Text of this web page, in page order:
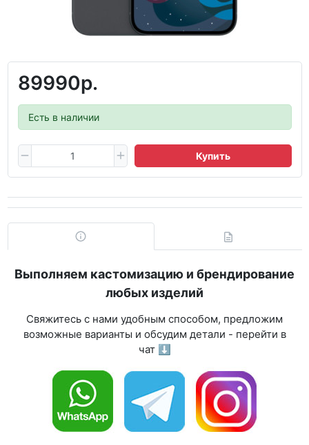
89990р.
Есть в наличии
Купить
Выполняем кастомизацию и брендирование
любых изделий
Свяжитесь с нами удобным способом, предложим
возможные варианты и обсудим детали - перейти в
чат ⬇